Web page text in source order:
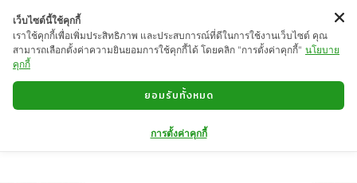
เว็บไซต์นี้ใช้คุกกี้
เราใช้คุกกี้เพื่อเพิ่มประสิทธิภาพ และประสบการณ์ที่ดีในการใช้งานเว็บไซต์ คุณ
สามารถเลือกตั้งค่าความยินยอมการใช้คุกกี้ได้ โดยคลิก "การตั้งค่าคุกกี้" นโยบาย
คุกกี้
ยอมรับทั้งหมด
การตั้งค่าคุกกี้